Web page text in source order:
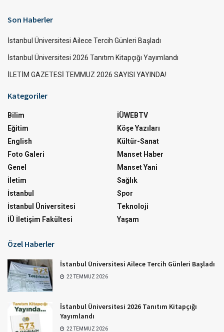
Son Haberler
İstanbul Üniversitesi Ailece Tercih Günleri Başladı
İstanbul Üniversitesi 2026 Tanıtım Kitapçığı Yayımlandı
İLETİM GAZETESİ TEMMUZ 2026 SAYISI YAYINDA!
Kategoriler
Bilim
Eğitim
English
Foto Galeri
Genel
İletim
İstanbul
İstanbul Üniversitesi
İÜ İletişim Fakültesi
İÜWEBTV
Köşe Yazıları
Kültür-Sanat
Manset Haber
Manset Yani
Sağlık
Spor
Teknoloji
Yaşam
Özel Haberler
İstanbul Üniversitesi Ailece Tercih Günleri Başladı
22 TEMMUZ 2026
İstanbul Üniversitesi 2026 Tanıtım Kitapçığı
Yayımlandı
22 TEMMUZ 2026